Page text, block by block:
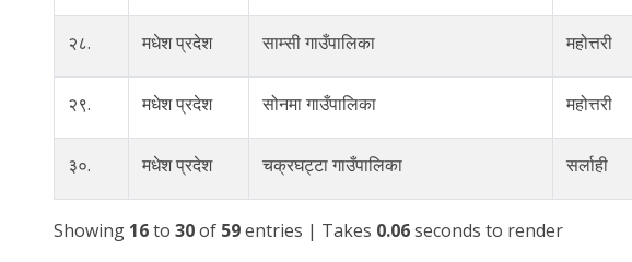
२८. मधेश प्रदेश साम्सी गाउँपालिका महोत्तरी
२९. मधेश प्रदेश सोनमा गाउँपालिका महोत्तरी
३०. मधेश प्रदेश चक्रघट्टा गाउँपालिका सर्लाही
Showing 16to 30of 59entries | Takes 0.06seconds to render